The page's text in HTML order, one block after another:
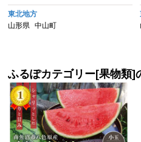
東北地方
山形県
中山町
ふるぽカテゴリー[果物類]